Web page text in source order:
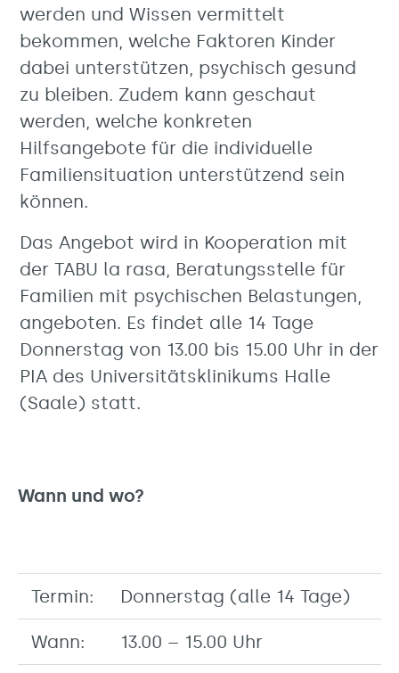
werden und Wissen vermittelt
bekommen, welche Faktoren Kinder
dabei unterstützen, psychisch gesund
zu bleiben. Zudem kann geschaut
werden, welche konkreten
Hilfsangebote für die individuelle
Familiensituation unterstützend sein
können.
Das Angebot wird in Kooperation mit
der TABU la rasa, Beratungsstelle für
Familien mit psychischen Belastungen,
angeboten. Es findet alle 14 Tage
Donnerstag von 13.00 bis 15.00 Uhr in der
PIA des Universitätsklinikums Halle
(Saale) statt.
Wann und wo?
Termin: Donnerstag (alle 14 Tage)
Wann: 13.00 – 15.00 Uhr